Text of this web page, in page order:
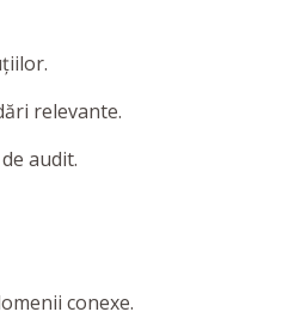
relevante.
audit.
conexe.